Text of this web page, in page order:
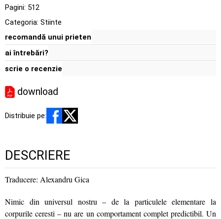
Pagini: 512
Categoria: Stiinte
recomandă unui prieten
ai întrebări?
scrie o recenzie
download
Distribuie pe:
DESCRIERE
Traducere: Alexandru Gica
Nimic din universul nostru – de la particulele elementare la
corpurile ceresti – nu are un comportament complet predictibil. Un